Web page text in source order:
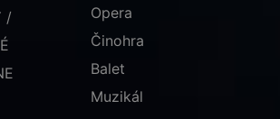
/
Opera
Činohra
Balet
Muzikál